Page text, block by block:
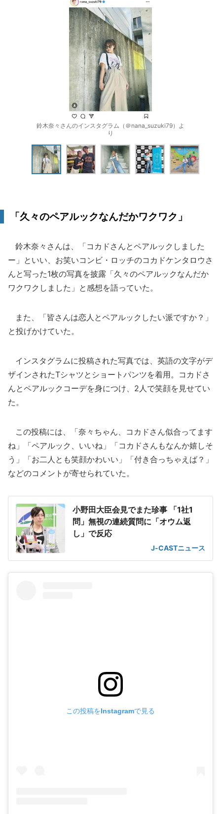
鈴木奈々さんのインスタグラム（＠nana_suzuki79）よ
り
「久々のペアルックなんだかワクワク」
鈴木奈々さんは、「コカドさんとペアルックしました
ー」といい、お笑いコンビ・ロッチのコカドケンタロウさ
んと写った1枚の写真を披露「久々のペアルックなんだか
ワクワクしました」と感想を語っていた。
また、「皆さんは恋人とペアルックしたい派ですか？」
と投げかけていた。
インスタグラムに投稿された写真では、英語の文字がデ
ザインされたTシャツとショートパンツを着用。コカドさ
んとペアルックコーデを身につけ、2人で笑顔を見せてい
た。
この投稿には、「奈々ちゃん、コカドさん似合ってます
ね」「ペアルック、いいね」「コカドさんもなんか嬉しそ
う」「お二人とも笑顔かわいい」「付き合っちゃえば？」
などのコメントが寄せられていた。
小野田大臣会見でまた珍事 「1社1
問」無視の連続質問に「オウム返
し」で反応
J-CASTニュース
この投稿をInstagramで見る